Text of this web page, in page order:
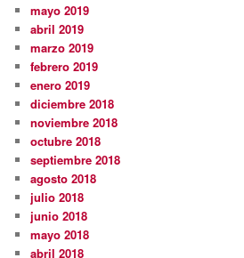
mayo 2019
abril 2019
marzo 2019
febrero 2019
enero 2019
diciembre 2018
noviembre 2018
octubre 2018
septiembre 2018
agosto 2018
julio 2018
junio 2018
mayo 2018
abril 2018